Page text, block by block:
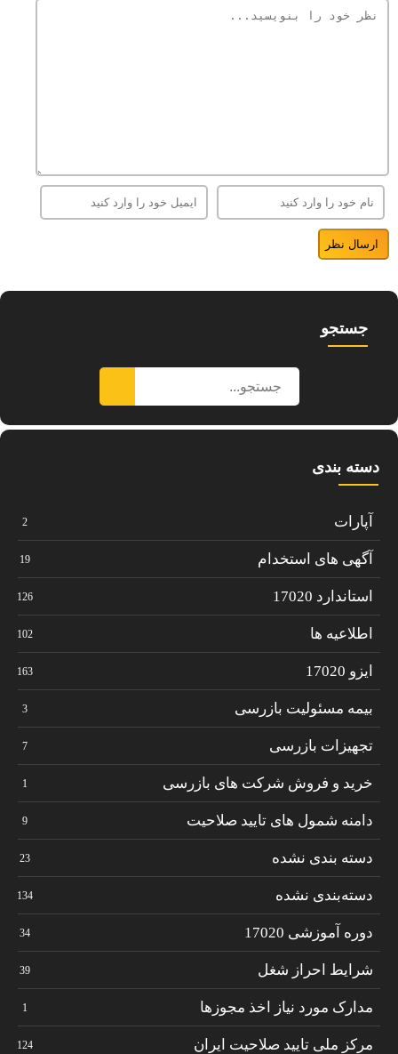
جستجو
دسته بندی
آپارات 2
آگهی های استخدام 19
استاندارد 17020 126
اطلاعیه ها 102
ایزو 17020 163
بیمه مسئولیت بازرسی 3
تجهیزات بازرسی 7
خرید و فروش شرکت های بازرسی 1
دامنه شمول های تایید صلاحیت 9
دسته بندی نشده 23
دسته‌بندی نشده 134
دوره آموزشی 17020 34
شرایط احراز شغل 39
مدارک مورد نیاز اخذ مجوزها 1
مرکز ملی تایید صلاحیت ایران 124